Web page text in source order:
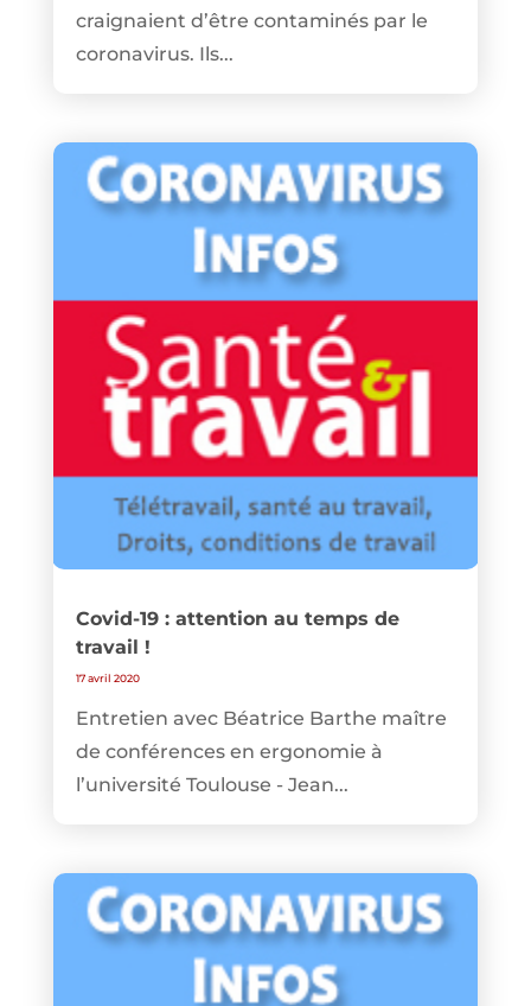
craignaient d’être contaminés par le
coronavirus. Ils...
Covid-19 : attention au temps de
travail !
17 avril 2020
Entretien avec Béatrice Barthe maître
de conférences en ergonomie à
l’université Toulouse - Jean...